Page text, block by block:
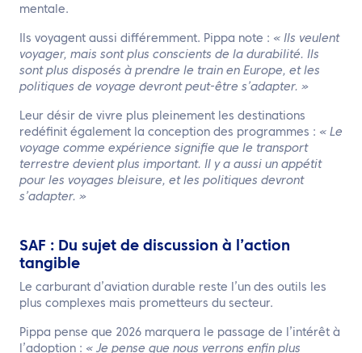
mentale.
Ils voyagent aussi différemment. Pippa note : « Ils veulent
voyager, mais sont plus conscients de la durabilité. Ils
sont plus disposés à prendre le train en Europe, et les
politiques de voyage devront peut-être s’adapter. »
Leur désir de vivre plus pleinement les destinations
redéfinit également la conception des programmes : « Le
voyage comme expérience signifie que le transport
terrestre devient plus important. Il y a aussi un appétit
pour les voyages bleisure, et les politiques devront
s’adapter. »
SAF : Du sujet de discussion à l’action
tangible
Le carburant d’aviation durable reste l’un des outils les
plus complexes mais prometteurs du secteur.
Pippa pense que 2026 marquera le passage de l’intérêt à
l’adoption : « Je pense que nous verrons enfin plus